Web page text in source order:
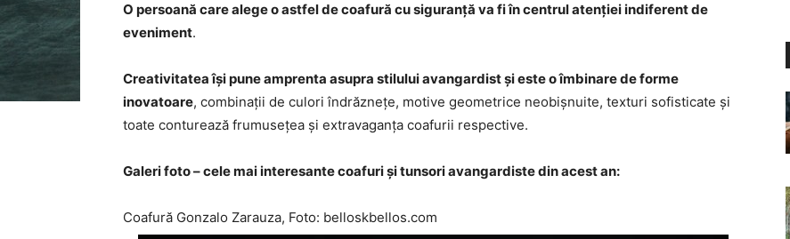
O persoană care alege o astfel de coafură cu siguranță va fi în centrul atenției indiferent de
eveniment.
Creativitatea își pune amprenta asupra stilului avangardist și este o îmbinare de forme
inovatoare, combinații de culori îndrăznețe, motive geometrice neobișnuite, texturi sofisticate și
toate conturează frumusețea și extravaganța coafurii respective.
Galeri foto – cele mai interesante coafuri și tunsori avangardiste din acest an:
Coafură Gonzalo Zarauza, Foto: belloskbellos.com